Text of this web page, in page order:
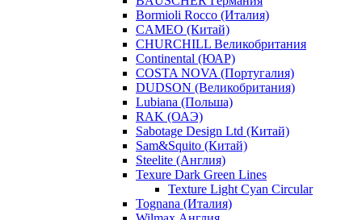
Bormioli Rocco (Италия)
CAMEO (Китай)
CHURCHILL Великобритания
Continental (ЮАР)
COSTA NOVA (Португалия)
DUDSON (Великобритания)
Lubiana (Польша)
RAK (ОАЭ)
Sabotage Design Ltd (Китай)
Sam&Squito (Китай)
Steelite (Англия)
Texure Dark Green Lines
Texture Light Cyan Circular
Tognana (Италия)